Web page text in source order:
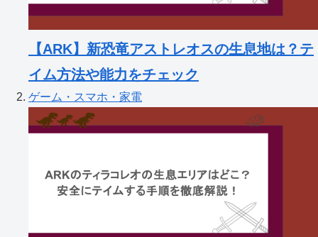
【ARK】新恐竜アストレオスの生息地は？テ
イム方法や能力をチェック
ゲーム・スマホ・家電